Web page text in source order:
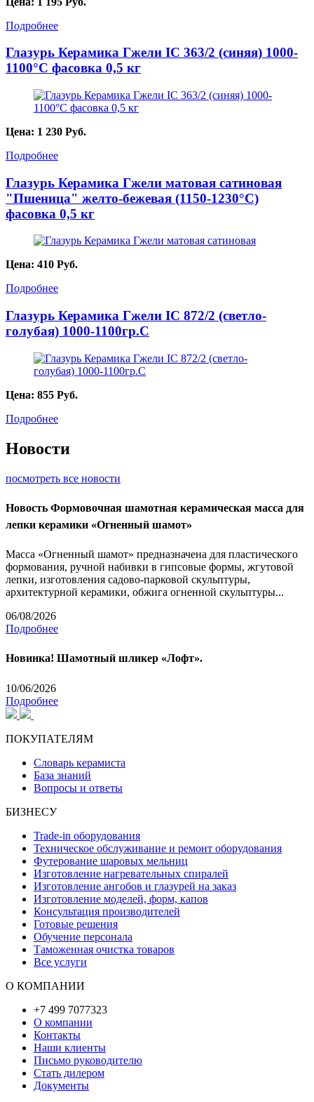
Подробнее
Глазурь Керамика Гжели IC 363/2 (синяя) 1000-
1100°С фасовка 0,5 кг
Цена: 1 230 Руб.
Подробнее
Глазурь Керамика Гжели матовая сатиновая
"Пшеница" желто-бежевая (1150-1230°C)
фасовка 0,5 кг
Цена: 410 Руб.
Подробнее
Глазурь Керамика Гжели IC 872/2 (светло-
голубая) 1000-1100гр.С
Цена: 855 Руб.
Подробнее
Новости
посмотреть все новости
Новость Формовочная шамотная керамическая масса для
лепки керамики «Огненный шамот»
Масса «Огненный шамот» предназначена для пластического
формования, ручной набивки в гипсовые формы, жгутовой
лепки, изготовления садово-парковой скульптуры,
архитектурной керамики, обжига огненной скульптуры...
06/08/2026
Подробнее
Новинка! Шамотный шликер «Лофт».
10/06/2026
Подробнее
ПОКУПАТЕЛЯМ
Словарь керамиста
База знаний
Вопросы и ответы
БИЗНЕСУ
Trade-in оборудования
Техническое обслуживание и ремонт оборудования
Футерование шаровых мельниц
Изготовление нагревательных спиралей
Изготовление ангобов и глазурей на заказ
Изготовление моделей, форм, капов
Консультация производителей
Готовые решения
Обучение персонала
Таможенная очистка товаров
Все услуги
О КОМПАНИИ
+7 499 7077323
О компании
Контакты
Наши клиенты
Письмо руководителю
Стать дилером
Документы